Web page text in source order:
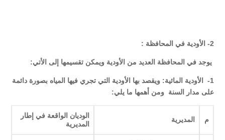
2- الأودية في المحافظة :
يوجد في المحافظة العديد من الأودية ويمكن تقسيمها إلى الأتي:
1- الأودية المائية: ويقصد بها الأودية التي تجري فيها المياه بصورة دائمة
على مدار السنة ومن أهمها ما يلي:
م المديرية
الوديان الواقعة في إطار
المديرية